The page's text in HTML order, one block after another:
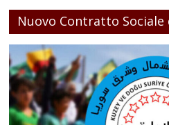
Nuovo Contratto Sociale